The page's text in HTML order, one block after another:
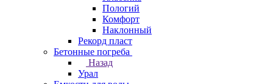
Пологий
Комфорт
Наклонный
Рекорд пласт
Бетонные погреба
Назад
Урал